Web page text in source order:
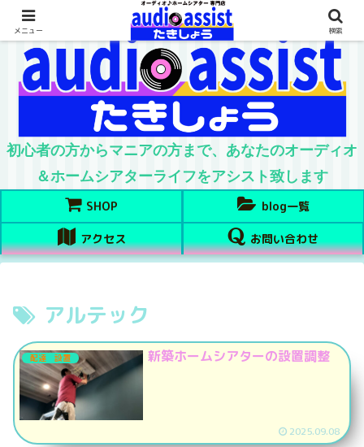
初心者の方からマニアの方まで、あなたのオーディオ
＆ホームシアターライフをアシスト致します
SHOP blog一覧
アクセス お問い合わせ
アルテック
配達 設置 新築ホームシアターの設置調整
2025.09.08
メニュー 検索